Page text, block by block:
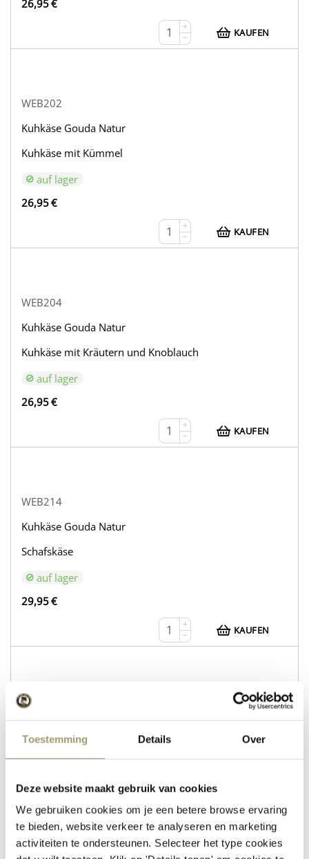
Toestemming Details Over
Deze website maakt gebruik van cookies
We gebruiken cookies om je een betere browse ervaring
te bieden, website verkeer te analyseren en marketing
activiteiten te ondersteunen. Selecteer het type cookies
26,95€
+
−
KAUFEN
WEB202
Kuhkäse Gouda Natur
Kuhkäse mit Kümmel
auf lager
26,95€
+
−
KAUFEN
WEB204
Kuhkäse Gouda Natur
Kuhkäse mit Kräutern und Knoblauch
auf lager
26,95€
+
−
KAUFEN
WEB214
Kuhkäse Gouda Natur
Schafskäse
auf lager
29,95€
+
−
KAUFEN
WEB216
+
−
KAUFEN